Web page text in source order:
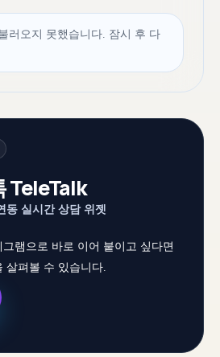
러오지 못했습니다. 잠시 후 다
TeleTalk
동 실시간 상담 위젯
램으로 바로 이어 붙이고 싶다면
살펴볼 수 있습니다.